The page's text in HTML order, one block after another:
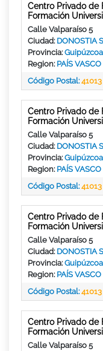
Centro Privado de
Formación
Calle Valparaíso 5
Ciudad: DONOSTIA
Provincia:Guipúzcoa
Region: PAÍS VASCO
Código Postal:41013
Centro Privado de
Formación
Calle Valparaíso 5
Ciudad: DONOSTIA
Provincia:Guipúzcoa
Region: PAÍS VASCO
Código Postal:41013
Centro Privado de
Formación
Calle Valparaíso 5
Ciudad: DONOSTIA
Provincia:Guipúzcoa
Region: PAÍS VASCO
Código Postal:41013
Centro Privado de
Formación
Calle Valparaíso 5